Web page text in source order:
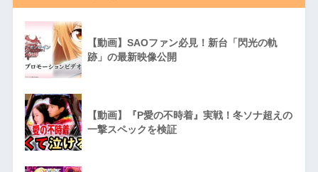
【動画】SAOファン必見！新台「閃光の軌
跡」の最新映像公開
【動画】『P愛の不時着』実戦！冬ソナ超えの
一撃スペックを検証